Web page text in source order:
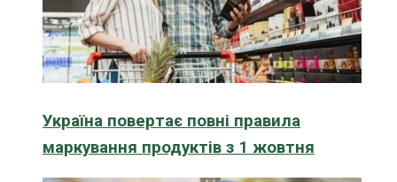
Україна повертає повні правила
маркування продуктів з 1 жовтня